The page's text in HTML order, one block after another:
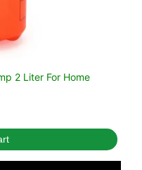
2 Liter For Home